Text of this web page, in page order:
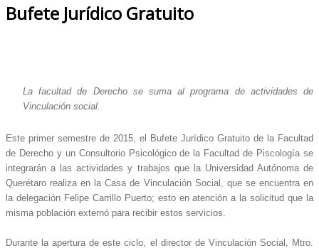
Bufete Jurídico Gratuito
La facultad de Derecho se suma al programa de actividades de
Vinculación social.
Este primer semestre de 2015, el Bufete Jurídico Gratuito de la Facultad
de Derecho y un Consultorio Psicológico de la Facultad de Piscología se
integrarán a las actividades y trabajos que la Universidad Autónoma de
Querétaro realiza en la Casa de Vinculación Social, que se encuentra en
la delegación Felipe Carrillo Puerto; esto en atención a la solicitud que la
misma población externó para recibir estos servicios.
Durante la apertura de este ciclo, el director de Vinculación Social, Mtro.